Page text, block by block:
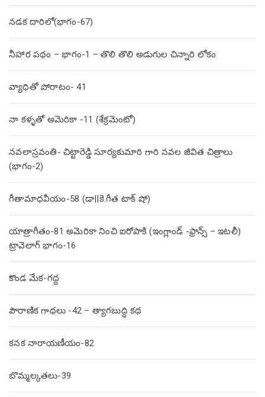
నడక దారిలో(భాగం-67)
నీహార పథం – భాగం-1 – తొలి తొలి అడుగుల చిన్నారి లోకం
వ్యాధితో పోరాటం- 41
నా కళ్ళతో అమెరికా -11 (శేక్రమెంటో)
నవలాస్రవంతి- చిట్టారెడ్డి సూర్యకుమారి గారి నవల జీవిత చిత్రాలు
(భాగం-2)
గీతామాధవీయం-58 (డా||కె.గీత టాక్ షో)
యాత్రాగీతం-81 అమెరికా నించి ఐరోపాకి (ఇంగ్లాండ్ -ఫ్రాన్స్ – ఇటలీ)
ట్రావెలాగ్ భాగం-16
కొండ మేక-గద్ద
పౌరాణిక గాథలు -42 – త్యాగబుద్ధి కథ
కనక నారాయణీయం-82
బొమ్మల్కతలు-39